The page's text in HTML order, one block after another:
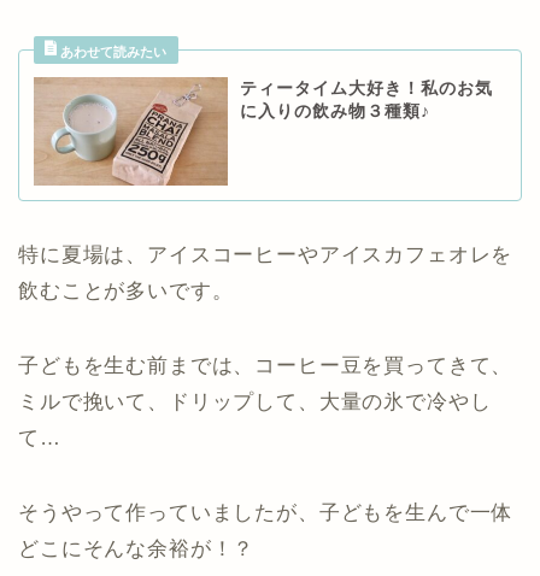
ティータイム大好き！私のお気
に入りの飲み物３種類♪
特に夏場は、アイスコーヒーやアイスカフェオレを
飲むことが多いです。
子どもを生む前までは、コーヒー豆を買ってきて、
ミルで挽いて、ドリップして、大量の氷で冷やし
て…
そうやって作っていましたが、子どもを生んで一体
どこにそんな余裕が！？